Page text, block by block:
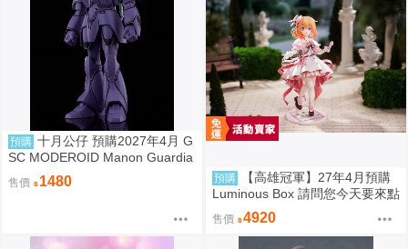
預購 十月公仔 預購2027年4月 G
SC MODEROID Manon Guardia
n 組裝模型 0907
售價 1480 預購
【高雄冠軍】27年4月預購
Luminous Box 請問您今天要來點
兔子嗎？ 心愛 禮服Ver 1/7 免訂
金0907
售價 4920